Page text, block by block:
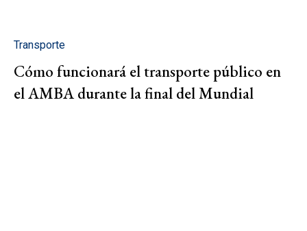
Transporte
Cómo funcionará el transporte público en
el AMBA durante la final del Mundial